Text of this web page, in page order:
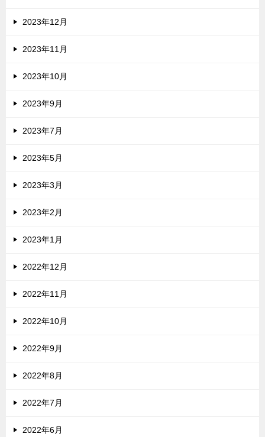
2023年12月
2023年11月
2023年10月
2023年9月
2023年7月
2023年5月
2023年3月
2023年2月
2023年1月
2022年12月
2022年11月
2022年10月
2022年9月
2022年8月
2022年7月
2022年6月